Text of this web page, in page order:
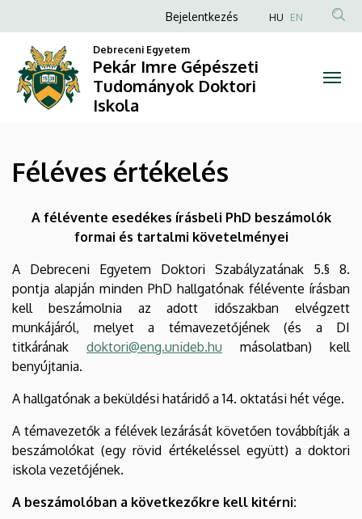
értékelés
Pekár
Gépészeti
Tudományok
Doktori
Iskola
a
tartalomra
Anonim
fiók
menüje
Bejelentkezés HU EN
Debreceni Egyetem
Pekár Imre Gépészeti
Tudományok Doktori
Iskola
Féléves értékelés
A félévente esedékes írásbeli PhD beszámolók
formai és tartalmi követelményei
A Debreceni Egyetem Doktori Szabályzatának 5.§ 8.
pontja alapján minden PhD hallgatónak félévente írásban
kell beszámolnia az adott időszakban elvégzett
munkájáról, melyet a témavezetőjének (és a DI
titkárának doktori@eng.unideb.hu másolatban) kell
benyújtania.
A hallgatónak a beküldési határidő a 14. oktatási hét vége.
A témavezetők a félévek lezárását követően továbbítják a
beszámolókat (egy rövid értékeléssel együtt) a doktori
iskola vezetőjének.
A beszámolóban a következőkre kell kitérni: